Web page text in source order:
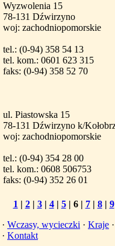
Wyzwolenia 15
78-131 Dźwirzyno
woj: zachodniopomorskie
tel.: (0-94) 358 54 13
tel. kom.: 0601 623 315
faks: (0-94) 358 52 70
ul. Piastowska 15
78-131 Dźwirzyno k/
woj: zachodniopomorskie
tel.: (0-94) 354 28 00
tel. kom.: 0608 506753
faks: (0-94) 352 26 01
1 | 2| 3| 4| 5| 6| 7| 8| 9
· Wczasy, wycieczki · Kraje
· Kontakt